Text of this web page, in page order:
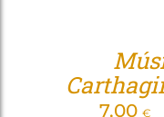
7,00 €